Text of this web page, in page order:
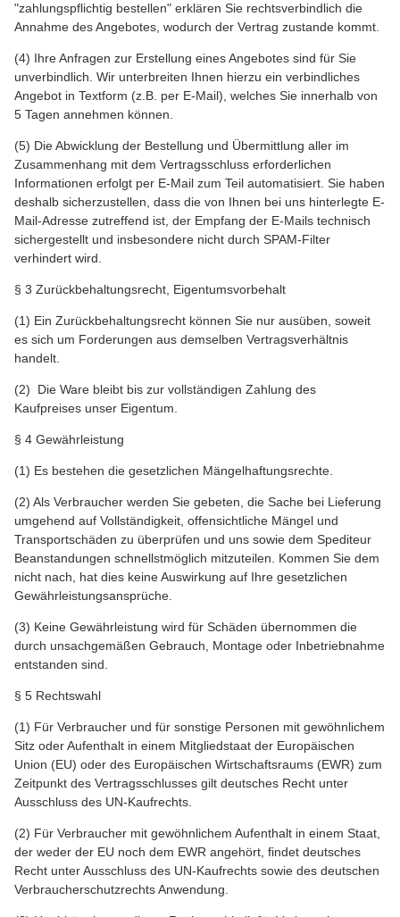
"zahlungspflichtig bestellen" erklären Sie rechtsverbindlich die
Annahme des Angebotes, wodurch der Vertrag zustande kommt.
(4) Ihre Anfragen zur Erstellung eines Angebotes sind für Sie
unverbindlich. Wir unterbreiten Ihnen hierzu ein verbindliches
Angebot in Textform (z.B. per E-Mail), welches Sie innerhalb von
5 Tagen annehmen können.
(5) Die Abwicklung der Bestellung und Übermittlung aller im
Zusammenhang mit dem Vertragsschluss erforderlichen
Informationen erfolgt per E-Mail zum Teil automatisiert. Sie haben
deshalb sicherzustellen, dass die von Ihnen bei uns hinterlegte E-
Mail-Adresse zutreffend ist, der Empfang der E-Mails technisch
sichergestellt und insbesondere nicht durch SPAM-Filter
verhindert wird.
§ 3 Zurückbehaltungsrecht, Eigentumsvorbehalt
(1) Ein Zurückbehaltungsrecht können Sie nur ausüben, soweit
es sich um Forderungen aus demselben Vertragsverhältnis
handelt.
(2) Die Ware bleibt bis zur vollständigen Zahlung des
Kaufpreises unser Eigentum.
§ 4 Gewährleistung
(1) Es bestehen die gesetzlichen Mängelhaftungsrechte.
(2) Als Verbraucher werden Sie gebeten, die Sache bei Lieferung
umgehend auf Vollständigkeit, offensichtliche Mängel und
Transportschäden zu überprüfen und uns sowie dem Spediteur
Beanstandungen schnellstmöglich mitzuteilen. Kommen Sie dem
nicht nach, hat dies keine Auswirkung auf Ihre gesetzlichen
Gewährleistungsansprüche.
(3) Keine Gewährleistung wird für Schäden übernommen die
durch unsachgemäßen Gebrauch, Montage oder Inbetriebnahme
entstanden sind.
§ 5 Rechtswahl
(1) Für Verbraucher und für sonstige Personen mit gewöhnlichem
Sitz oder Aufenthalt in einem Mitgliedstaat der Europäischen
Union (EU) oder des Europäischen Wirtschaftsraums (EWR) zum
Zeitpunkt des Vertragsschlusses gilt deutsches Recht unter
Ausschluss des UN-Kaufrechts.
(2) Für Verbraucher mit gewöhnlichem Aufenthalt in einem Staat,
der weder der EU noch dem EWR angehört, findet deutsches
Recht unter Ausschluss des UN-Kaufrechts sowie des deutschen
Verbraucherschutzrechts Anwendung.